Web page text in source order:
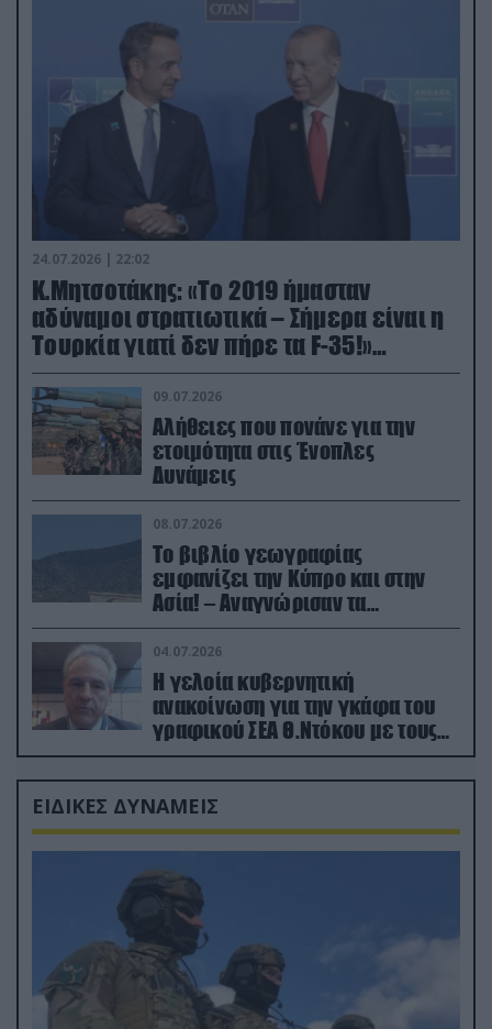
24.07.2026 | 22:02
Κ.Μητσοτάκης: «Το 2019 ήμασταν
αδύναμοι στρατιωτικά – Σήμερα είναι η
Τουρκία γιατί δεν πήρε τα F-35!»
(βίντεο)
09.07.2026
Αλήθειες που πονάνε για την
ετοιμότητα στις Ένοπλες
Δυνάμεις
08.07.2026
Το βιβλίο γεωγραφίας
εμφανίζει την Κύπρο και στην
Ασία! – Αναγνώρισαν τα
κατεχόμενα; (φωτο)
04.07.2026
Η γελοία κυβερνητική
ανακοίνωση για την γκάφα του
γραφικού ΣΕΑ Θ.Ντόκου με τους
Ρώσους φαρσέρ
ΕΙΔΙΚΕΣ ΔΥΝΑΜΕΙΣ